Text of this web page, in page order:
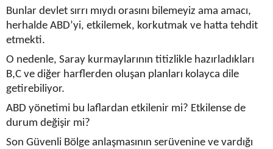
Bunlar devlet sırrı mıydı orasını bilemeyiz ama amacı,
herhalde ABD’yi, etkilemek, korkutmak ve hatta tehdit
etmekti.
O nedenle, Saray kurmaylarının titizlikle hazırladıkları
B,C ve diğer harflerden oluşan planları kolayca dile
getirebiliyor.
ABD yönetimi bu laflardan etkilenir mi? Etkilense de
durum değişir mi?
Son Güvenli Bölge anlaşmasının serüvenine ve vardığı